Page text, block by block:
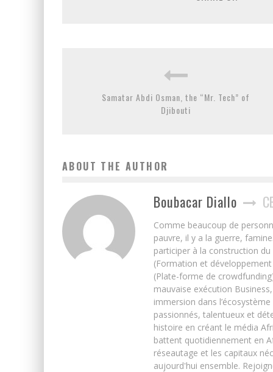
Samatar Abdi Osman, the “Mr. Tech” of
Djibouti
ABOUT THE AUTHOR
Boubacar Diallo
Comme beaucoup de
pauvre, il y a la guerre,
participer à la construction du
(Formation et
(Plate-forme de
mauvaise exécution
immersion dans
passionnés, talentueux et
histoire en créant le média
battent quotidiennement en
réseautage et les capitaux
aujourd'hui ensemble.